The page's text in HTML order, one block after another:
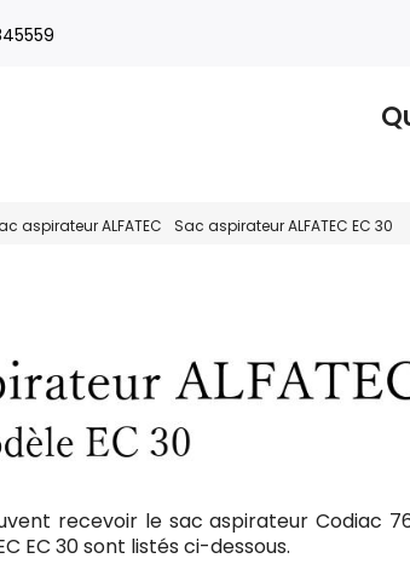
aspirateur ALFATEC Sac aspirateur ALFATEC EC 30
recevoir le sac aspirateur
EC 30 sont listés ci-dessous.